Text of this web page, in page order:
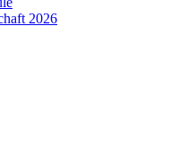
2026